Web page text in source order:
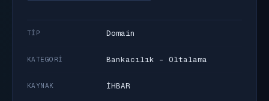
TIP Domain
KATEGORI Bankacılık - Oltalama
KAYNAK İHBAR